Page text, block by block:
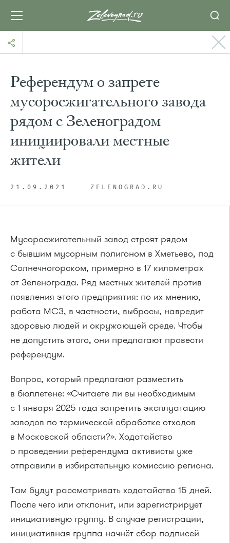
Референдум о запрете
мусоросжигательного завода
рядом с Зеленоградом
инициировали местные
жители
21.09.2021 ZELENOGRAD.RU
Мусоросжигательный завод строят рядом
с бывшим мусорным полигоном в Хметьево, под
Солнечногорском, примерно в 17 километрах
от Зеленограда. Ряд местных жителей против
появления этого предприятия: по их мнению,
работа МСЗ, в частности, выбросы, навредит
здоровью людей и окружающей среде. Чтобы
не допустить этого, они предлагают провести
референдум.
Вопрос, который предлагают разместить
в бюллетене: «Считаете ли вы необходимым
с 1 января 2025 года запретить эксплуатацию
заводов по термической обработке отходов
в Московской области?». Ходатайство
о проведении референдума активисты уже
отправили в избирательную комиссию региона.
Там будут рассматривать ходатайство 15 дней.
После чего или отклонит, или зарегистрирует
инициативную группу. В случае регистрации,
инициативная группа начнёт сбор подписей